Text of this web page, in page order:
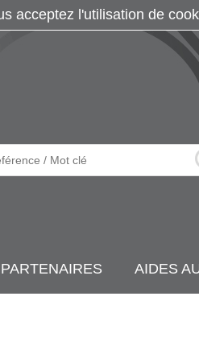
AIDES
acceptez l'utilisation de